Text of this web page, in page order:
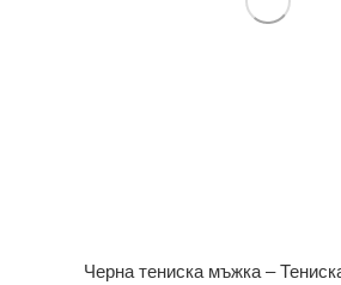
Черна тениска мъжка –